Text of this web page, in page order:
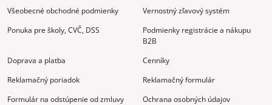
Všeobecné obchodné podmienky
Vernostný zľavový systém
Ponuka pre školy, CVČ, DSS
Podmienky registrácie a nákupu
B2B
Doprava a platba
Cenníky
Reklamačný poriadok
Reklamačný formulár
Formulár na odstúpenie od zmluvy
Ochrana osobných údajov